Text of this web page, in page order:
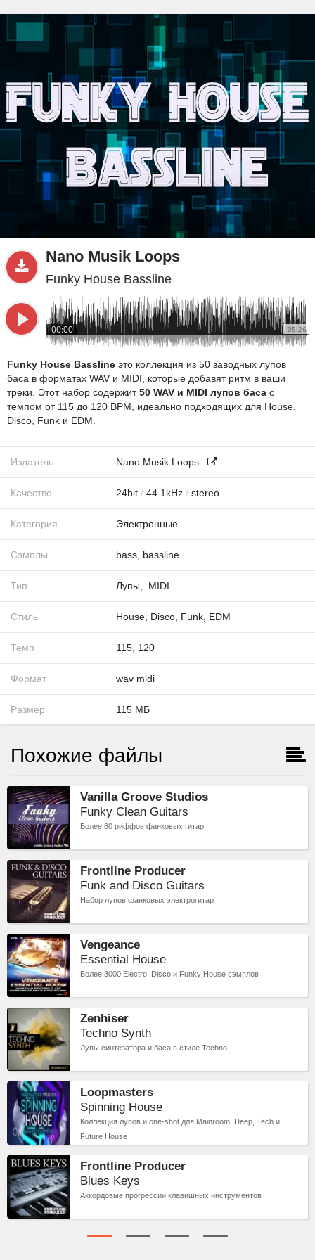
PRO.ru
beta
Nano Musik Loops
Funky House Bassline
05:26
00:00
Funky House Bassline это коллекция из 50 заводных лупов
баса в форматах WAV и MIDI, которые добавят ритм в ваши
треки. Этот набор содержит50 WAV и MIDI лупов баса с
темпом от 115 до 120 BPM, идеально подходящих для House,
Disco, Funk и EDM.
Издатель Nano Musik Loops
Качество 24bit / 44.1 kHz / stereo
Категория Электронные
Сэмплы bass bassline
Тип Лупы MIDI
Стиль House Disco Funk EDM
Темп 115 120
Формат wav midi
Размер 115 МБ
Похожие файлы
Vanilla Groove Studios
Funky Clean Guitars
Более 80 риффов фанковых гитар
Frontline Producer
Funk and Disco Guitars
Набор лупов фанковых электрогитар
Vengeance
Essential House
Более 3000 Electro, Disco и Funky House сэмплов
Zenhiser
Techno Synth
Лупы синтезатора и баса в стиле Techno
Loopmasters
Spinning House
Коллекция лупов и one-shot для Mainroom, Deep, Tech и
Future House
Frontline Producer
Blues Keys
Аккордовые прогрессии клавишных инструментов